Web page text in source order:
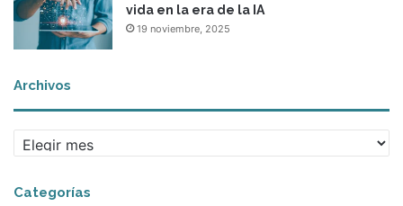
vida en la era de la IA
19 noviembre, 2025
Archivos
Archivos
Categorías